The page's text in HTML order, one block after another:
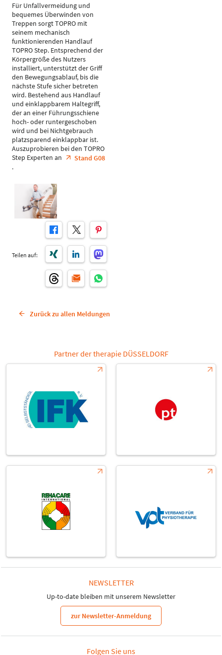
Für Unfallvermeidung und
bequemes Überwinden von
Treppen sorgt TOPRO mit
seinem mechanisch
funktionierenden Handlauf
TOPRO Step. Entsprechend der
Körpergröße des Nutzers
installiert, unterstützt der Griff
den Bewegungsablauf, bis die
nächste Stufe sicher betreten
wird. Bestehend aus Handlauf
und einklappbarem Haltegriff,
der an einer Führungsschiene
hoch- oder runtergeschoben
wird und bei Nichtgebrauch
platzsparend einklappbar ist.
Auszuprobieren bei den TOPRO
Step Experten an
Stand G08
.
Teilen auf:
Zurück zu allen Meldungen
Partner der therapie DÜSSELDORF
NEWSLETTER
Up-to-date bleiben mit unserem Newsletter
zur Newsletter-Anmeldung
Folgen Sie uns